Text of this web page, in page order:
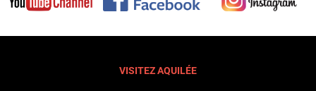
VISITEZ AQUILÉE